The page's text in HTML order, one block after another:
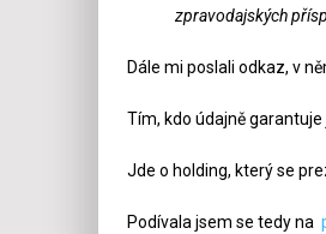
zpravodajských
Dále mi poslali odkaz, v
Tím, kdo údajně
Jde o holding, který se
Podívala jsem se tedy na